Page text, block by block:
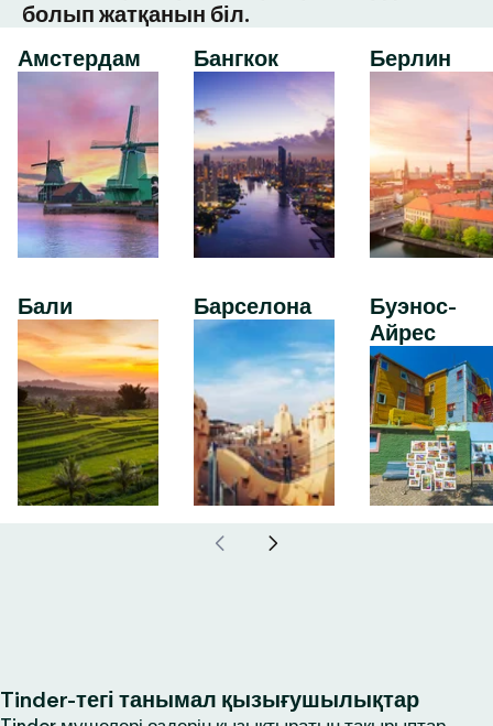
болып жатқанын біл.
Амстердам
Бали
Бангкок
Барселона
Берлин
Буэнос-
Айрес
Tinder-тегі танымал қызығушылықтар